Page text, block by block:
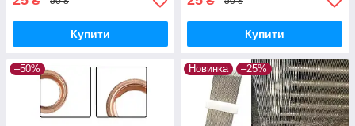
Купити Купити
–50% Новинка –25%